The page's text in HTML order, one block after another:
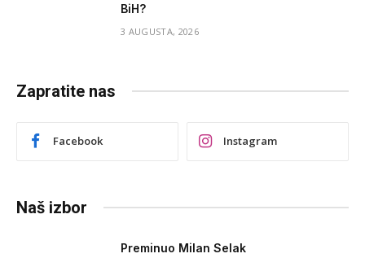
BiH?
3 AUGUSTA, 2026
Zapratite nas
Facebook Instagram
Naš izbor
Preminuo Milan Selak